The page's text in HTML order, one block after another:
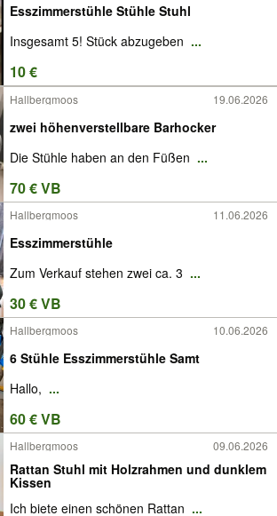
Esszimmerstühle Stühle Stuhl
Insgesamt 5! Stück abzugeben ...
10 €
Hallbergmoos 19.06.2026
zwei höhenverstellbare Barhocker
Die Stühle haben an den Füßen ...
70 € VB
Hallbergmoos 11.06.2026
Esszimmerstühle
Zum Verkauf stehen zwei ca. 3 ...
30 € VB
Hallbergmoos 10.06.2026
6 Stühle Esszimmerstühle Samt
Hallo, ...
60 € VB
Hallbergmoos 09.06.2026
Rattan Stuhl mit Holzrahmen und dunklem
Kissen
Ich biete einen schönen Rattan ...